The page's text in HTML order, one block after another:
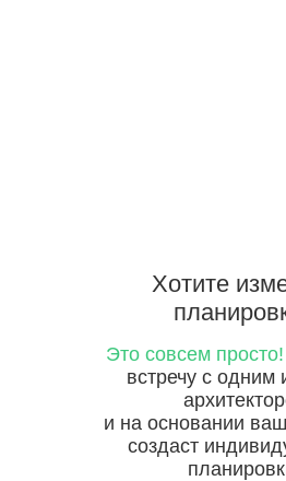
Хотите
Это совсем просто!
встречу с одним
и на основании
создаст